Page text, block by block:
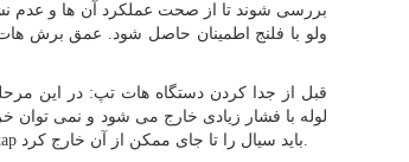
بررسی شوند تا از صحت عملکرد آن ها و عدم
ولو با فلنج اطمینان حاصل شود. عمق برش
قبل از جدا کردن دستگاه هات تپ: در این
لوله با فشار زیادی خارج می شود و نمی توان
خروج غیر ایمن آن می تواند منجر به انفجار شود. قبل از جدا کردن دستگاه hot tap باید سیال را تا جای ممکن از آن خارج کرد.